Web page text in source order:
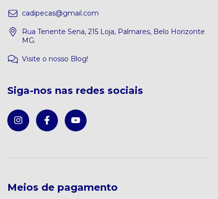
cadipecas@gmail.com
Rua Tenente Sena, 215 Loja, Palmares, Belo Horizonte
MG.
Visite o nosso Blog!
Siga-nos nas redes sociais
Meios de pagamento